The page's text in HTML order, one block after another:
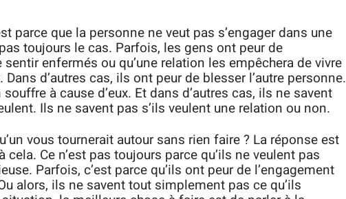
parce que la personne ne veut pas s’engager dans une
toujours le cas. Parfois, les gens ont peur de
enfermés ou qu’une relation les empêchera de vivre
d’autres cas, ils ont peur de blesser l’autre personne.
à cause d’eux. Et dans d’autres cas, ils ne savent
Ils ne savent pas s’ils veulent une relation ou non.
vous tournerait autour sans rien faire ? La réponse est
Ce n’est pas toujours parce qu’ils ne veulent pas
Parfois, c’est parce qu’ils ont peur de l’engagement
alors, ils ne savent tout simplement pas ce qu’ils